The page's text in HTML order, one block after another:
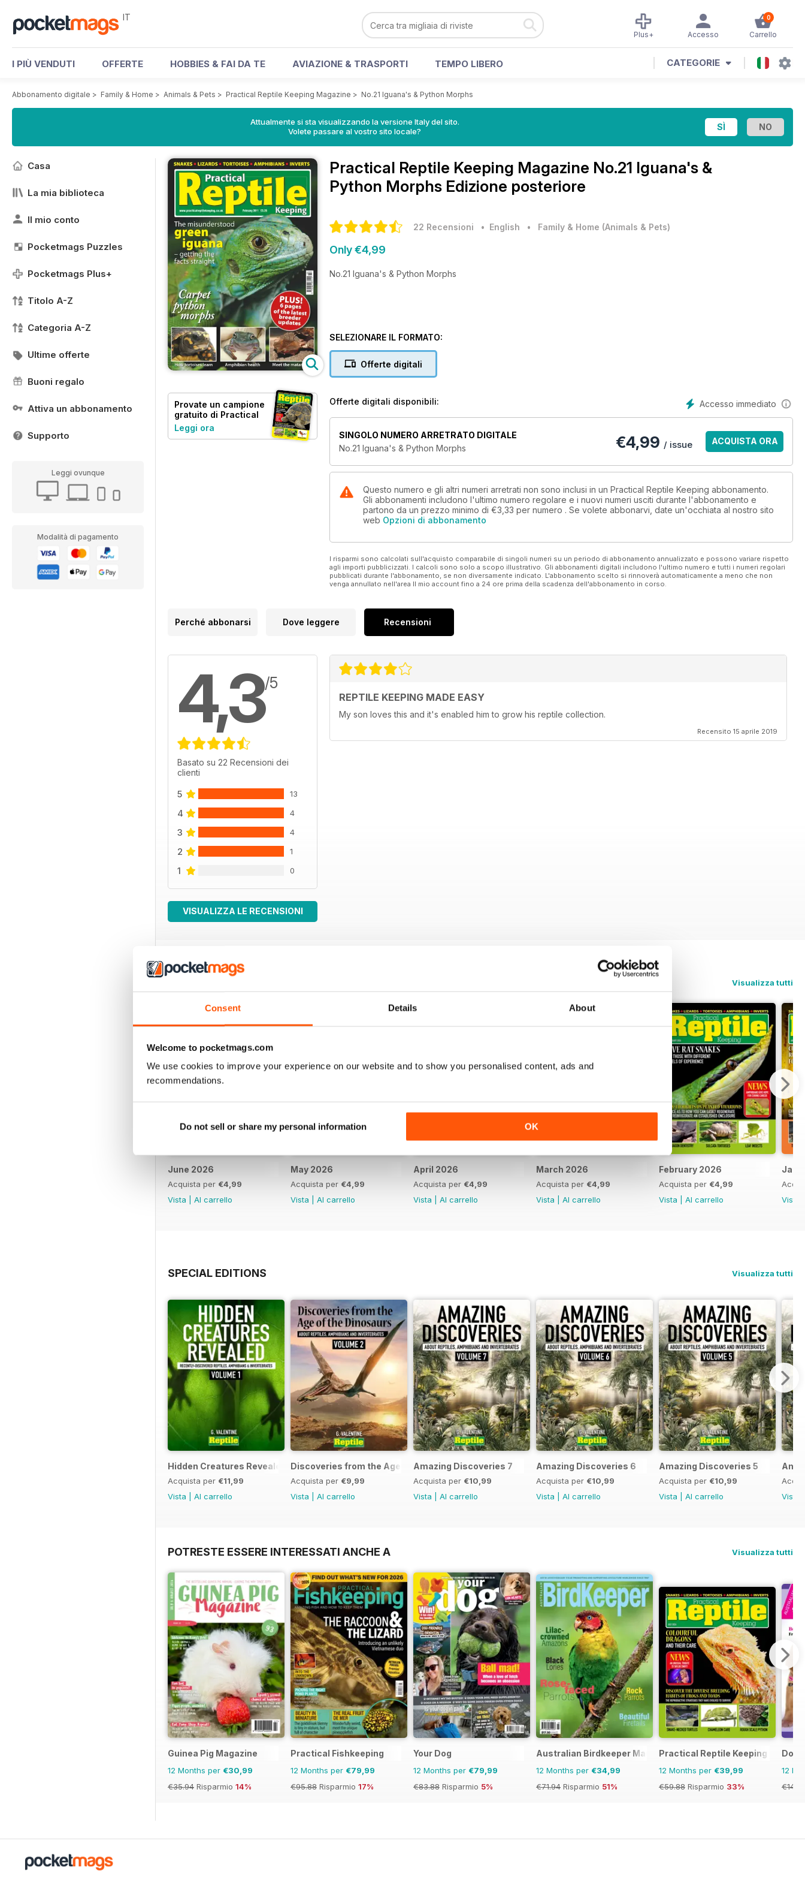
Consent Details About
Welcome to pocketmags.com
We use cookies to improve your experience on our website and to show you personalised content, ads and
recommendations.
Do not sell or share my personal information OK
IT 0
Carrello
Accesso
Plus+
I PIÙ VENDUTI OFFERTE HOBBIES & FAI DA TE AVIAZIONE & TRASPORTI TEMPO LIBERO CATEGORIE
Abbonamento digitale > Family & Home > Animals & Pets > Practical Reptile Keeping Magazine > No.21 Iguana's & Python Morphs
Attualmente si sta visualizzando la versione Italy del sito.
Volete passare al vostro sito locale?
Casa
La mia biblioteca
Il mio conto
Pocketmags Puzzles
Pocketmags Plus+
Titolo A-Z
Categoria A-Z
Ultime offerte
Buoni regalo
Attiva un abbonamento
Supporto
Leggi ovunque
Modalità di pagamento
Provate un campione
gratuito di Practical
Reptile Keeping
Leggi ora
Practical Reptile Keeping Magazine No.21 Iguana's &
Python Morphs Edizione posteriore
22 Recensioni • English • Family & Home (Animals & Pets)
Only €4,99
No.21 Iguana's & Python Morphs
SELEZIONARE IL FORMATO:
Offerte digitali
Accesso immediato
Offerte digitali disponibili:
SINGOLO NUMERO ARRETRATO DIGITALE
No.21 Iguana's & Python Morphs
€4,99 / issue ACQUISTA ORA
Questo numero e gli altri numeri arretrati non sono inclusi in un Practical Reptile Keeping abbonamento.
Gli abbonamenti includono l'ultimo numero regolare e i nuovi numeri usciti durante l'abbonamento e
partono da un prezzo minimo di €3,33 per numero . Se volete abbonarvi, date un'occhiata al nostro sito
web Opzioni di abbonamento
I risparmi sono calcolati sull'acquisto comparabile di singoli numeri su un periodo di abbonamento annualizzato e possono variare rispetto
agli importi pubblicizzati. I calcoli sono solo a scopo illustrativo. Gli abbonamenti digitali includono l'ultimo numero e tutti i numeri regolari
pubblicati durante l'abbonamento, se non diversamente indicato. L'abbonamento scelto si rinnoverà automaticamente a meno che non
venga annullato nell'area Il mio account fino a 24 ore prima della scadenza dell'abbonamento in corso.
Perché abbonarsi Dove leggere Recensioni
4,3/5
Basato su 22 Recensioni dei
clienti
5 13
4 4
3 4
2 1
1 0
VISUALIZZA LE RECENSIONI
REPTILE KEEPING MADE EASY
My son loves this and it's enabled him to grow his reptile collection.
Recensito 15 aprile 2019
Visualizza tutti
June 2026
Acquista per €4,99
Vista
Al carrello
May 2026
Acquista per €4,99
Vista
Al carrello
April 2026
Acquista per €4,99
Vista
Al carrello
March 2026
Acquista per €4,99
Vista
Al carrello
February 2026
Acquista per €4,99
Vista
Al carrello
Vista
SPECIAL EDITIONS Visualizza tutti
Hidden Creatures Revealed
Acquista per €11,99
Vista
Al carrello
Discoveries from the Age of the Dinosaurs - Volume 2
Acquista per €9,99
Vista
Al carrello
Amazing Discoveries 7
Acquista per €10,99
Vista
Al carrello
Amazing Discoveries 6
Acquista per €10,99
Vista
Al carrello
Amazing Discoveries 5
Acquista per €10,99
Vista
Al carrello
Vista
POTRESTE ESSERE INTERESSATI ANCHE A Visualizza tutti
Guinea Pig Magazine
12 Months per €30,99
€35.94 Risparmio 14%
Practical Fishkeeping
12 Months per €79,99
€95.88 Risparmio 17%
Your Dog
12 Months per €79,99
€83.88 Risparmio 5%
Australian Birdkeeper Magazine
12 Months per €34,99
€71.94 Risparmio 51%
Practical Reptile Keeping
12 Months per €39,99
€59.88 Risparmio 33%
12